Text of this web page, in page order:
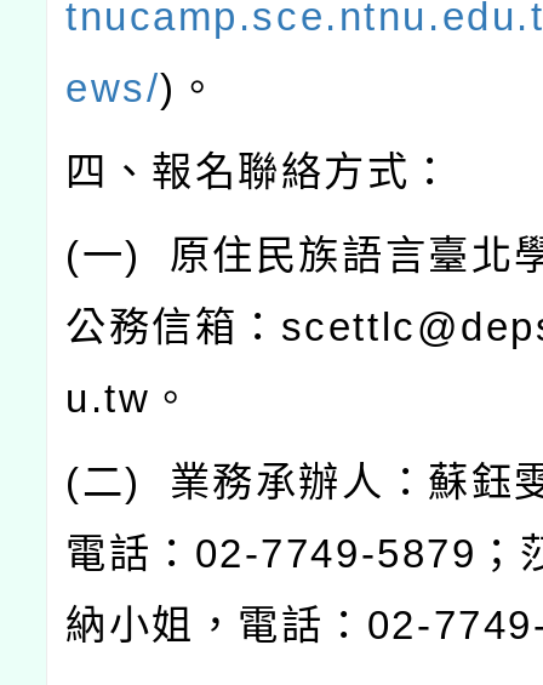
ews/) 。
四、報名聯絡方式：
(一) 原住民族語言臺北
公務信箱：
u.tw 。
(二) 業務承辦人：蘇鈺
電話： 02-7749-5879 ；
納小姐，電話： 02-